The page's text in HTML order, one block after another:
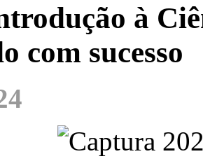
à
com sucesso